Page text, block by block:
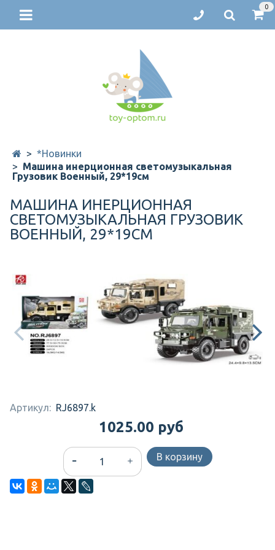
0
*Новинки
Машина инерционная светомузыкальная
Грузовик Военный, 29*19см
МАШИНА ИНЕРЦИОННАЯ
СВЕТОМУЗЫКАЛЬНАЯ ГРУЗОВИК
ВОЕННЫЙ, 29*19СМ
Артикул: RJ6897.k
1025.00 руб
В корзину